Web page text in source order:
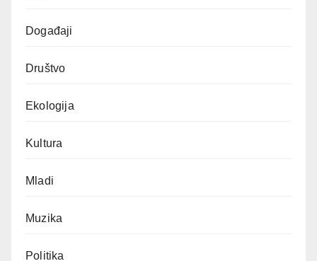
Događaji
Društvo
Ekologija
Kultura
Mladi
Muzika
Politika